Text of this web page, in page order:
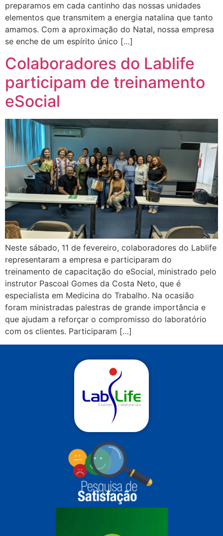
preparamos em cada cantinho das nossas unidades
elementos que transmitem a energia natalina que tanto
amamos. Com a aproximação do Natal, nossa empresa
se enche de um espírito único […]
Colaboradores do Lablife
participam de treinamento
eSocial
Neste sábado, 11 de fevereiro, colaboradores do Lablife
representaram a empresa e participaram do
treinamento de capacitação do eSocial, ministrado pelo
instrutor Pascoal Gomes da Costa Neto, que é
especialista em Medicina do Trabalho. Na ocasião
foram ministradas palestras de grande importância e
que ajudam a reforçar o compromisso do laboratório
com os clientes. Participaram […]